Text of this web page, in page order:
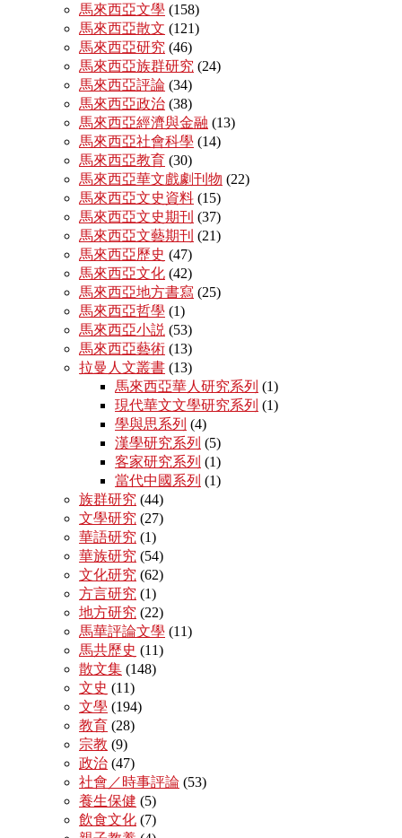
馬來西亞文學 (158)
馬來西亞散文 (121)
馬來西亞研究 (46)
馬來西亞族群研究 (24)
馬來西亞評論 (34)
馬來西亞政治 (38)
馬來西亞經濟與金融 (13)
馬來西亞社會科學 (14)
馬來西亞教育 (30)
馬來西亞華文戲劇刊物 (22)
馬來西亞文史資料 (15)
馬來西亞文史期刊 (37)
馬來西亞文藝期刊 (21)
馬來西亞歷史 (47)
馬來西亞文化 (42)
馬來西亞地方書寫 (25)
馬來西亞哲學 (1)
馬來西亞小説 (53)
馬來西亞藝術 (13)
拉曼人文叢書 (13)
馬來西亞華人研究系列 (1)
現代華文文學研究系列 (1)
學與思系列 (4)
漢學研究系列 (5)
客家研究系列 (1)
當代中國系列 (1)
族群研究 (44)
文學研究 (27)
華語研究 (1)
華族研究 (54)
文化研究 (62)
方言研究 (1)
地方研究 (22)
馬華評論文學 (11)
馬共歷史 (11)
散文集 (148)
文史 (11)
文學 (194)
教育 (28)
宗教 (9)
政治 (47)
社會／時事評論 (53)
養生保健 (5)
飲食文化 (7)